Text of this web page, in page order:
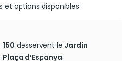
et options disponibles :
150 desservent le Jardin
Plaça d’Espanya.